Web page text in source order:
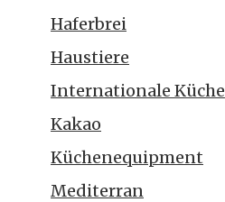
Haferbrei
Haustiere
Internationale Küche
Kakao
Küchenequipment
Mediterran